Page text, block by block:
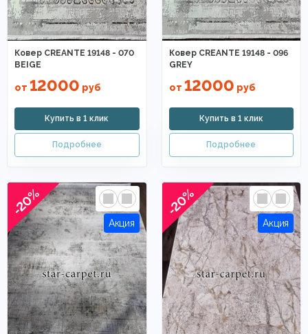
Ковер CREANTE 19148 - 070
BEIGE
от 12000 руб
Ковер CREANTE 19148 - 096
GREY
от 12000 руб
-20% -20%